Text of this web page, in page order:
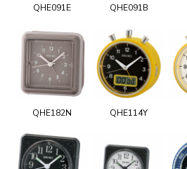
QHE091E QHE091B
QHE182N QHE114Y